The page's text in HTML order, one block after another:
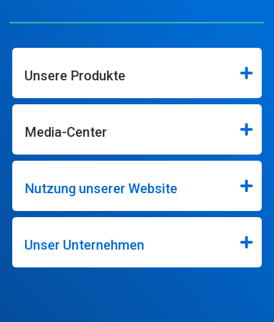
Unsere Produkte
Media-Center
Nutzung unserer Website
Unser Unternehmen